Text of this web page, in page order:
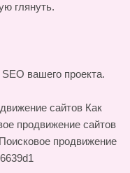
глянуть.
вашего проекта.
сайтов Как
продвижение сайтов
Поисковое продвижение